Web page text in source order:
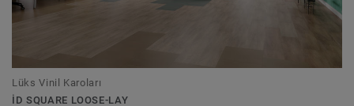
Lüks Vinil Karoları
ID SQUARE LOOSE-LAY